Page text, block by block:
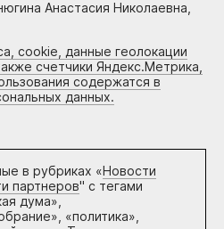
Анастасия Николаевна,
cookie, данные геолокации
счетчики Яндекс.Метрика,
содержатся в
данных.
в рубриках «Новости
партнеров" с тегами
дума»,
«политика»,